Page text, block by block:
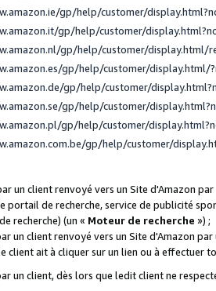
gp/help/customer/
gp/help/customer/
gp/help/customer/display.html/
gp/help/customer/display.html/
gp/help/customer/
gp/help/customer/
gp/help/customer/
gp/help/customer/
un client renvoyé vers un Site d'Amazon
portail de recherche, service de publicité
recherche) (un « Moteur de recherche ») ;
un client renvoyé vers un Site d'Amazon
client ait à cliquer sur un lien ou à
un client, dès lors que ledit client ne